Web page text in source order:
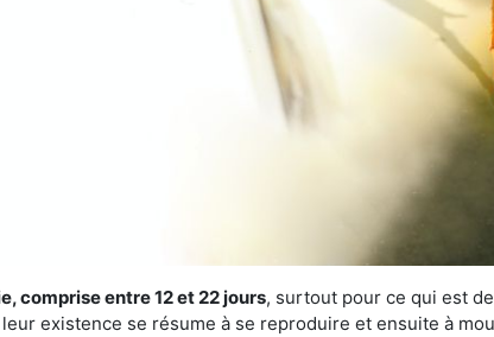
comprise entre 12 et 22 jours, surtout pour ce qui est
existence se résume à se reproduire et ensuite à